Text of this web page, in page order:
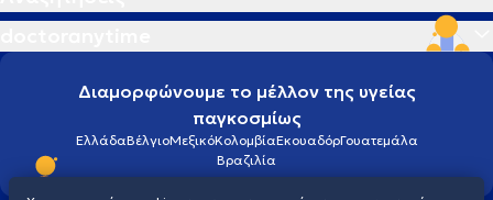
Διαμορφώνουμε το μέλλον της υγείας
παγκοσμίως
ΕλλάδαΒέλγιοΜεξικόΚολομβίαΕκουαδόρΓουατεμάλα
Βραζιλία